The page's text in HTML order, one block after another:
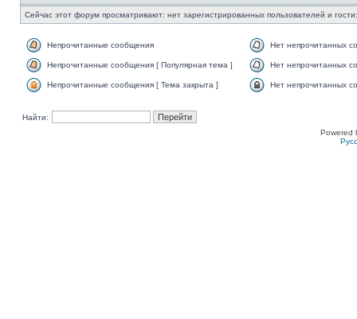
Сейчас этот форум просматривают: нет зарегистрированных пользователей и
Непрочитанные сообщения Нет непрочитанных
Непрочитанные сообщения [ Популярная тема ] Нет непрочитанных
Непрочитанные сообщения [ Тема закрыта ] Нет непрочитанных
Найти:
Powered